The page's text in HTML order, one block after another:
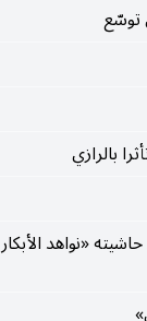
توسّع
بالرازي
«نواهد الأبكار